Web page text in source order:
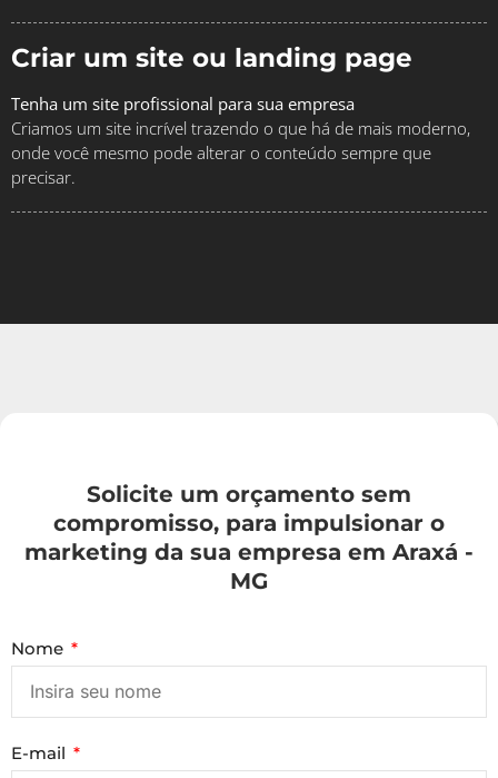
Criar um site ou landing page
Tenha um site profissional para sua empresa
Criamos um site incrível trazendo o que há de mais moderno,
onde você mesmo pode alterar o conteúdo sempre que
precisar.
Solicite um orçamento sem
compromisso, para impulsionar o
marketing da sua empresa em Araxá -
MG
Nome
E-mail